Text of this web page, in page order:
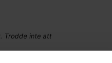
Trodde inte att